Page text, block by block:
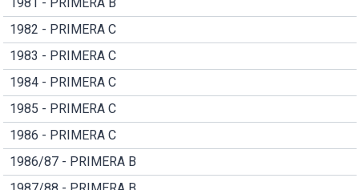
1982 - PRIMERA C
1983 - PRIMERA C
1984 - PRIMERA C
1985 - PRIMERA C
1986 - PRIMERA C
1986/87 - PRIMERA B